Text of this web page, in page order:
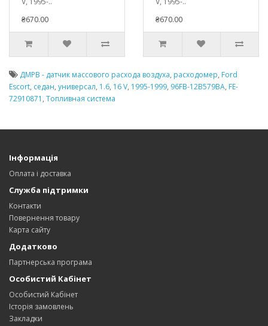
₴670.00
₴670.00
ДМРВ - датчик массового расхода воздуха, расходомер, Ford
Escort, седан, универсал, 1.6, 16 V, 1995-1999, 96FB-12B579BA, FE-
72910871 , Топливная система
Інформація
Оплата і доставка
Служба підтримки
Контакти
Повернення товару
Карта сайту
Додатково
Партнерська програма
Особистий Кабінет
Особистий Кабінет
Історія замовлень
Закладки